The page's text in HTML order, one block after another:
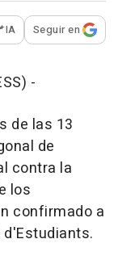
para
IA Seguir en
-
de las 13
de
contra la
los
confirmado a